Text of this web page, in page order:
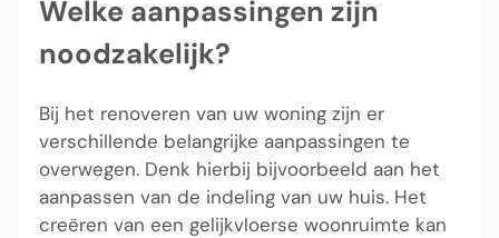
Welke aanpassingen zijn
noodzakelijk?
Bij het renoveren van uw woning zijn er
verschillende belangrijke aanpassingen te
overwegen. Denk hierbij bijvoorbeeld aan het
aanpassen van de indeling van uw huis. Het
creëren van een gelijkvloerse woonruimte kan